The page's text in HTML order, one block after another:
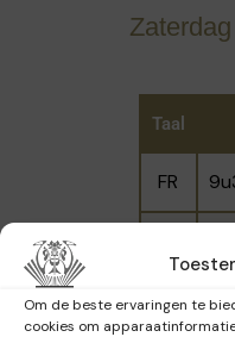
Om de beste ervaringen te
cookies om
Brusselse art
in verguld
kijker uit om te
van de koloniale
Taal
FR
EN